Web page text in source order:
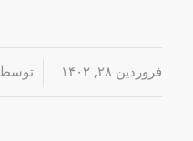
فروردین ۲۸, ۱۴۰۲ / توسط